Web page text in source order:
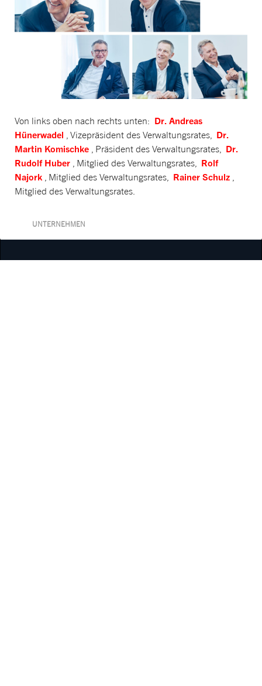
Von links oben nach rechts unten: Dr. Andreas
Hünerwadel
, Vizepräsident des Verwaltungsrates,
Dr.
Martin Komischke
, Präsident des Verwaltungsrates,
Dr.
Rudolf Huber
, Mitglied des Verwaltungsrates,
Rolf
Najork
, Mitglied des Verwaltungsrates, Rainer Schulz
Mitglied des Verwaltungsrates.
UNTERNEHMEN